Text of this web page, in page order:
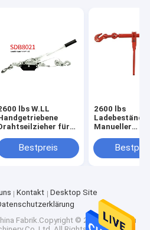
lbs W.LL
für
Bestpreis
2600 lbs
Manueller
Baustellen
Kontakt
Desktop Site
Fabrik.Copyright © 2025 Changshu